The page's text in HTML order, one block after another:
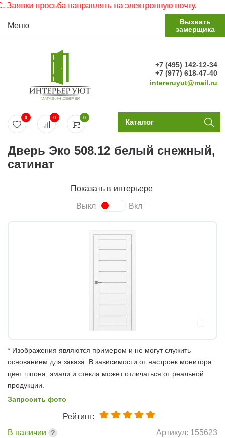
просьба направлять на электронную почту.
Меню
Вызвать
замерщика
+7 (495) 142-12-34
+7 (977) 618-47-40
intereruyut@mail.ru
0
0 0 Каталог
Дверь Эко 508.12 белый снежный,
сатинат
Показать в интерьере
Выкл Вкл
* Изображения являются примером и не могут служить
основанием для заказа. В зависимости от настроек монитора
цвет шпона, эмали и стекла может отличаться от реальной
продукции.
Запросить фото
Рейтинг:
В наличии
Артикул: 155623